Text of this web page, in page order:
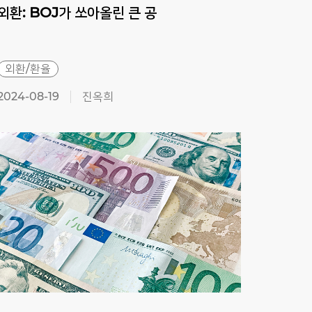
환: BOJ가 쏘아올린 큰 공
외환/환율
08-19 진옥희